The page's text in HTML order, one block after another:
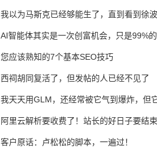
我以为马斯克已经够能生了，直到看到
AI智能体其实是一次创富机会，只是99%
错过了
您应该熟知的7个基本SEO技巧
西祠胡同复活了，但发帖的人已经不见了
我天天用GLM，还经常被它气到爆炸，但
16万亿
阿里云解析要收费了！站长的好日子要结
客户原话：卢松松的脚本，一遍过！